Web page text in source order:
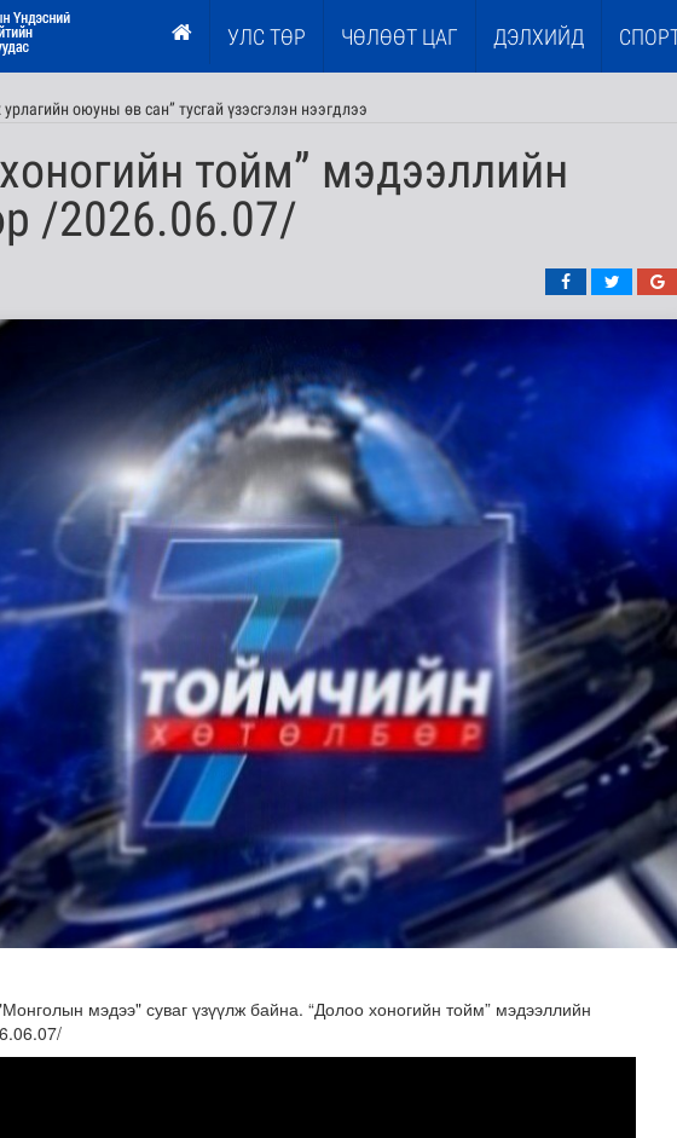
УЛС ТӨР ЧӨЛӨӨТ ЦАГ ДЭЛХИЙД
урлагийн оюуны өв сан” тусгай үзэсгэлэн нээгдлээ
тойм” мэдээллийн
/2026.06.07/
мэдээ" суваг үзүүлж байна. “Долоо хоногийн тойм” мэдээллийн